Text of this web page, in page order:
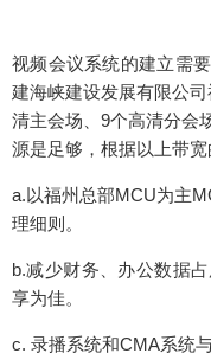
视频会议系统的建立需
建海峡建设发展有限公
清主会场、9个高清分会
源是足够，根据以上带宽
a.以福州总部MCU为主
理细则。
b.减少财务、办公数据
享为佳。
c. 录播系统和CMA系统